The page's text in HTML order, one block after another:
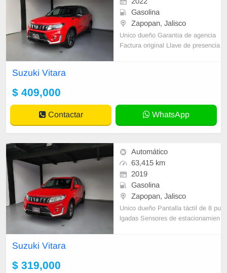
Gasolina
Zapopan, Jalisco
Unico dueño Garantia de agencia
Factura original Llave de presencia
Suzuki Vitara
$ 409,000
Contactar WhatsApp
Automático
63,415 km
2019
Gasolina
Zapopan, Jalisco
Unico dueño Pantalla táctil de 8 pu
lgadas Sensores de estacionamien
Suzuki Vitara
$ 319,000